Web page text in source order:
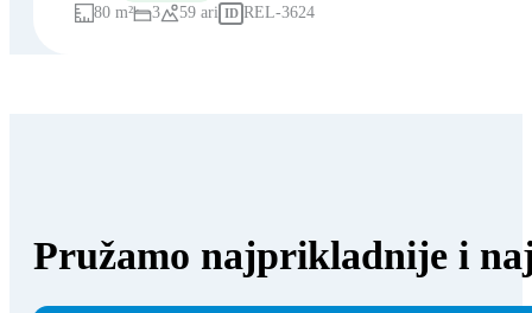
80 m² 3 59 ari ID REL-3624
Pružamo najprikladnije i